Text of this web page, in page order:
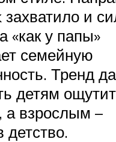
захватило и
«как у папы»
семейную
Тренд
детям
а взрослым –
детство.